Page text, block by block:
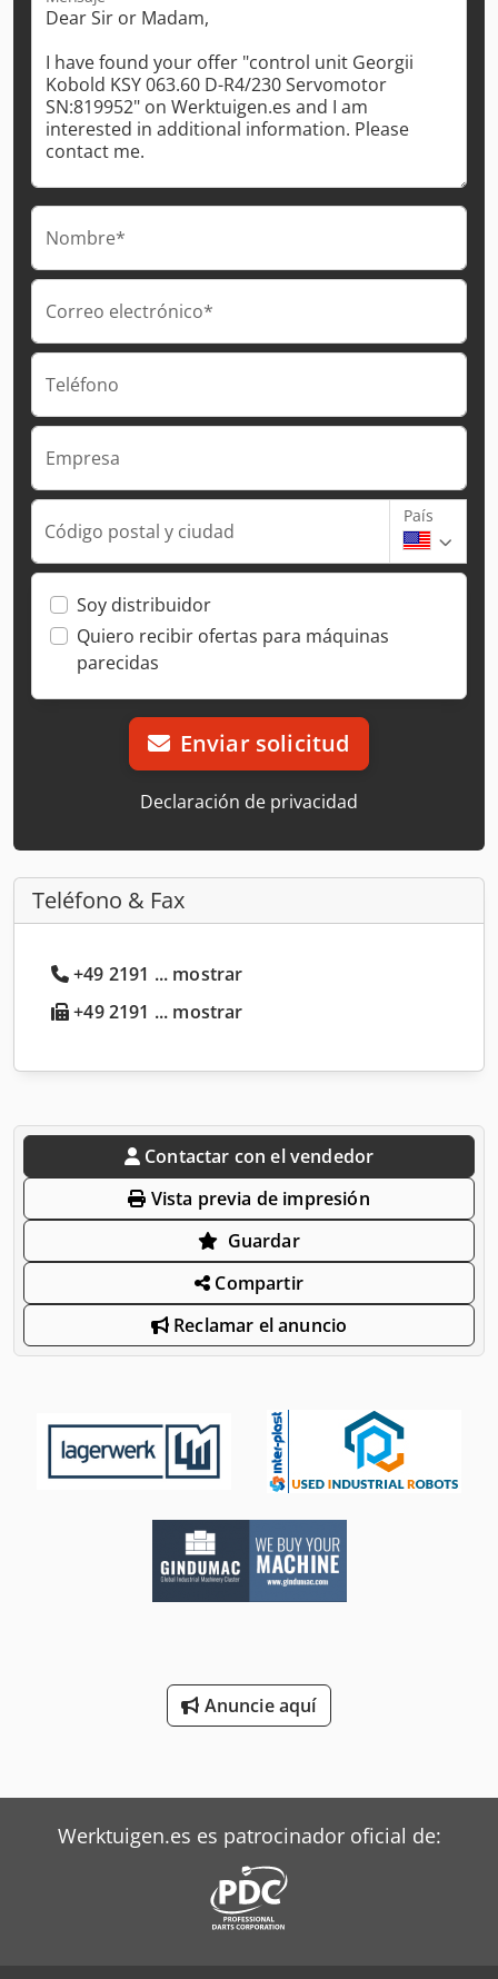
Nombre*
Correo electrónico*
Teléfono
Empresa
Código postal y ciudad
País
Soy distribuidor
Quiero recibir ofertas para máquinas
parecidas
Enviar solicitud
Declaración de privacidad
Teléfono & Fax
+49 2191 ... mostrar
+49 2191 ... mostrar
Contactar con el vendedor
Vista previa de impresión
Guardar
Compartir
Reclamar el anuncio
Anuncie aquí
Werktuigen.es es patrocinador oficial de: